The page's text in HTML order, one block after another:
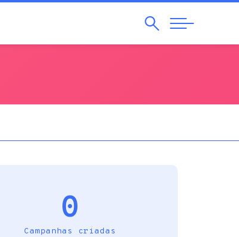
Pesquisar
Abrir
Navegação
0
Campanhas criadas